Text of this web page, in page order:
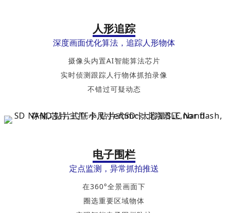
人形追踪
深度画面优化算法，追踪人形物体
摄像头内置AI智能算法芯片
实时侦测跟踪人行物体抓拍录像
不错过可疑动态
电子围栏
定点监测，异常抓拍推送
在360°全景画面下
圈选重要区域物体